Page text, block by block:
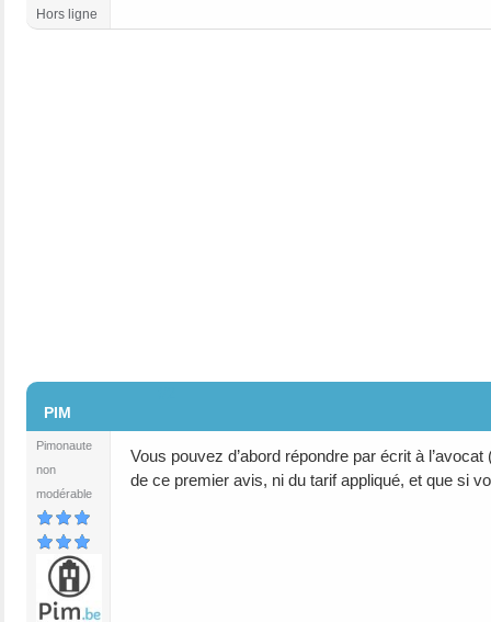
Hors ligne
PIM
Pimonaute
non
modérable
Vous pouvez d’abord répondre par écrit à
de ce premier avis, ni du tarif appliqué, et que si